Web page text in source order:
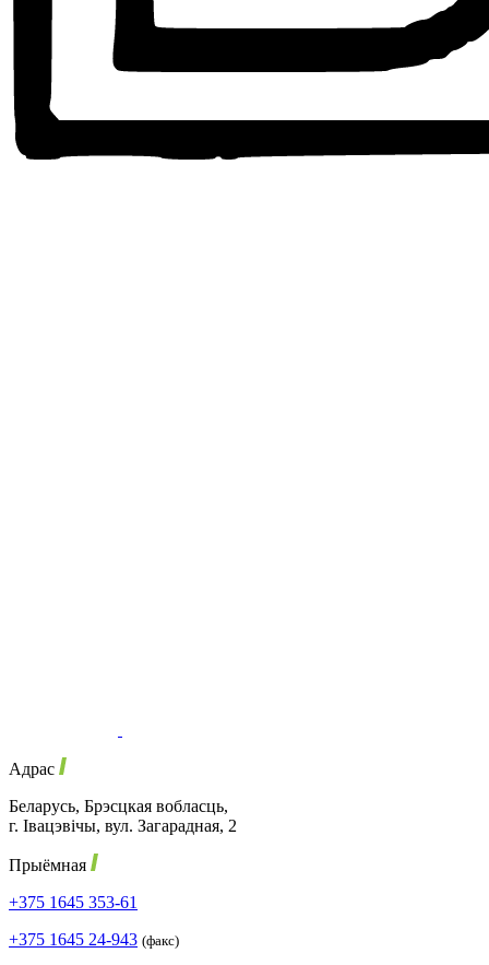
Адрас
Беларусь, Брэсцкая вобласць,
г. Івацэвічы, вул. Загарадная, 2
Прыёмная
+375 1645 353-61
+375 1645 24-943 (факс)